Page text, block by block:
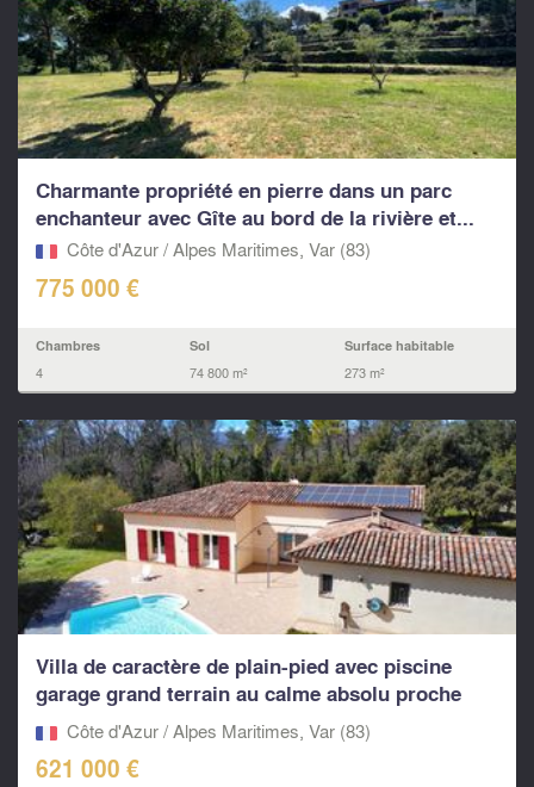
Charmante propriété en pierre dans un parc
enchanteur avec Gîte au bord de la rivière et...
Côte d'Azur / Alpes Maritimes, Var (83)
775 000 €
Chambres
4
Sol
74 800 m²
Surface habitable
273 m²
Villa de caractère de plain-pied avec piscine
garage grand terrain au calme absolu proche
villageCôte d'Azur / Alpes Maritimes, Var (83)
621 000 €